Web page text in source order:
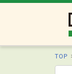
TOP